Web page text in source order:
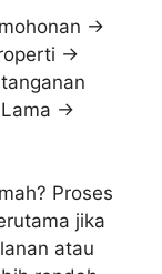
→
→
Lama →
Proses
jika
atau